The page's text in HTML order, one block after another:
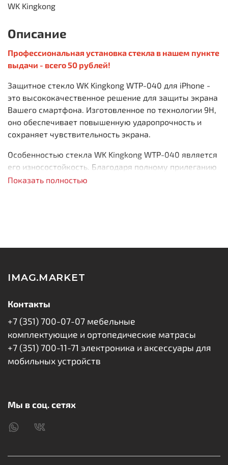
WK Kingkong
Описание
Профессиональная установка стекла в нашем пункте
выдачи - всего 50 рублей!
Защитное стекло WK Kingkong WTP-040 для iPhone -
это высококачественное решение для защиты экрана
Вашего смартфона. Изготовленное по технологии 9H,
оно обеспечивает повышенную ударопрочность и
сохраняет чувствительность экрана.
Особенностью стекла WK Kingkong WTP-040 является
его износостойкость. Благодаря полному прилеганию
и полноклеевой сцепке с экраном, стекло
смартфона.
стикеры для удаления пыли.
Показать полностью
IMAG.MARKET
Контакты
+7 (351) 700-07-07 мебельные
комплектующие и ортопедические матрасы
+7 (351) 700-11-71 электроника и аксессуары для
мобильных устройств
Мы в соц. сетях